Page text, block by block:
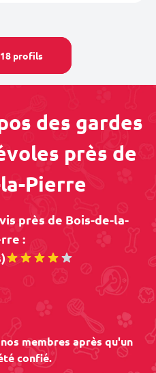
profils
des gardes
près de
Pierre
près de Bois-de-la-
:
membres après qu'un
confié.